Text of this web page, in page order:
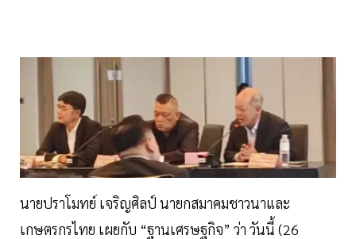
นายปราโมทย์ เจริญศิลป์ นายกสมาคมชาวนาและ
เกษตรกรไทย เผยกับ “ฐานเศรษฐกิจ” ว่า วันนี้ (26